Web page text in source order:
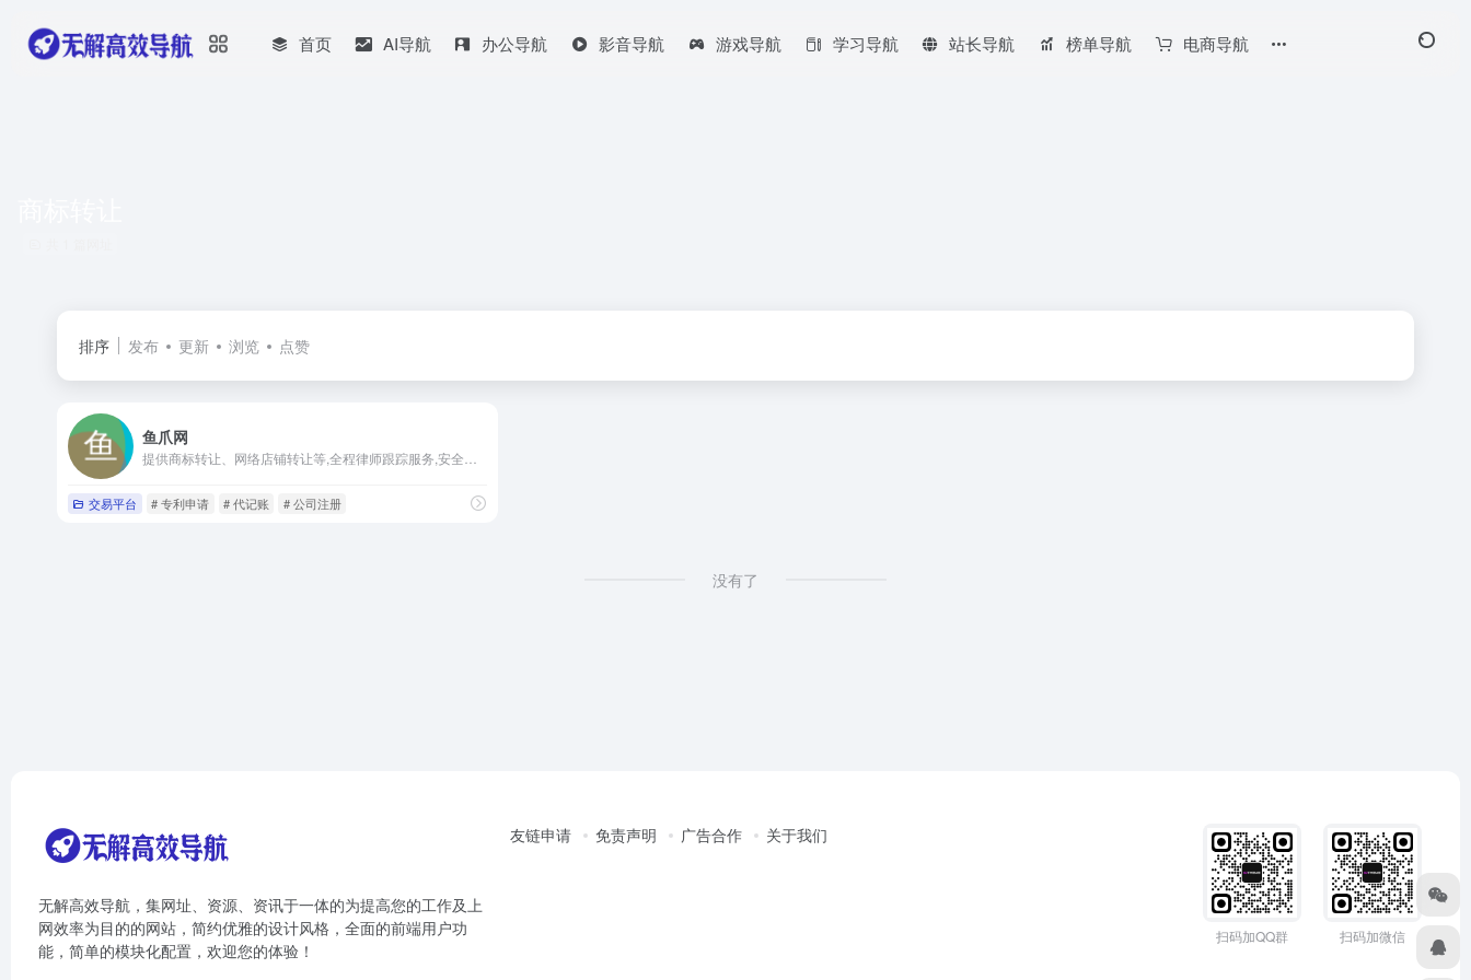
首页 AI导航 办公导航 影音导航 游戏导航 学习导航 站长导航 榜单导航 电商导航
排序 发布 更新 浏览 点赞
鱼爪网
交易平台 # 专利申请 # 代记账 # 公司注册
没有了
无解高效导航，集网址、资源、资讯于一体的为提高您的工作及上
网效率为目的的网站，简约优雅的设计风格，全面的前端用户功
能，简单的模块化配置，欢迎您的体验！
友链申请 免责声明 广告合作 关于我们
扫码加QQ群 扫码加微信